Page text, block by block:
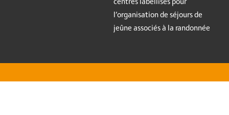
l’organisation de séjours de
jeûne associés à la randonnée